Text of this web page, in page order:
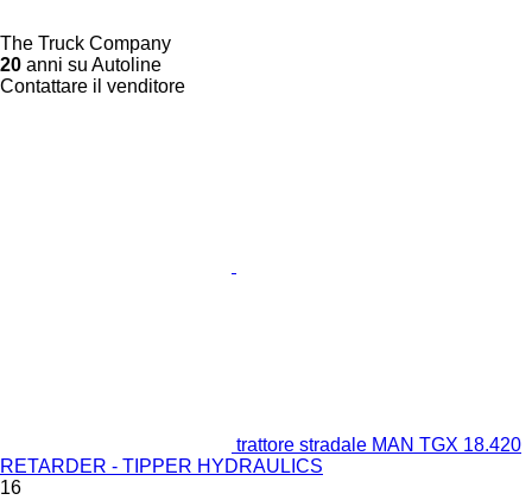
The Truck Company
20 anni su Autoline
Contattare il venditore
trattore stradale MAN TGX 18.420
RETARDER - TIPPER HYDRAULICS
16